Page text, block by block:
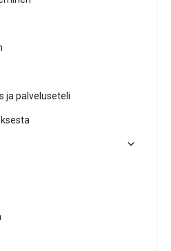
ja palveluseteli